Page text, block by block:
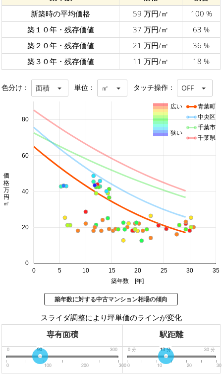
新築時の平均価格
59 万円/㎡
100 %
築１０年・残存価値
37 万円/㎡
63 %
築２０年・残存価値
21 万円/㎡
36 %
築３０年・残存価値
11 万円/㎡ 18 %
色分け： 面積 単位： ㎡ タッチ操作： OFF
0 5 10 15 20 25 30 35
0
20
40
60
80
築年数 [年]
価格 万円/㎡
青葉町
中央区
千葉市
千葉県
広い
狭い
築年数に対する中古マンション相場の傾向
スライダ調整により坪単価のラインが変化
専有面積 駅距離
0 300
90
0 100 200 300
0 分 30 分
13分
0 10 20 30